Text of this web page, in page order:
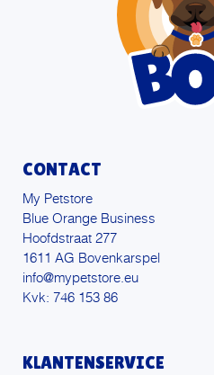
CONTACT
My Petstore
Blue Orange Business
Hoofdstraat 277
1611 AG Bovenkarspel
info@mypetstore.eu
Kvk: 746 153 86
KLANTENSERVICE